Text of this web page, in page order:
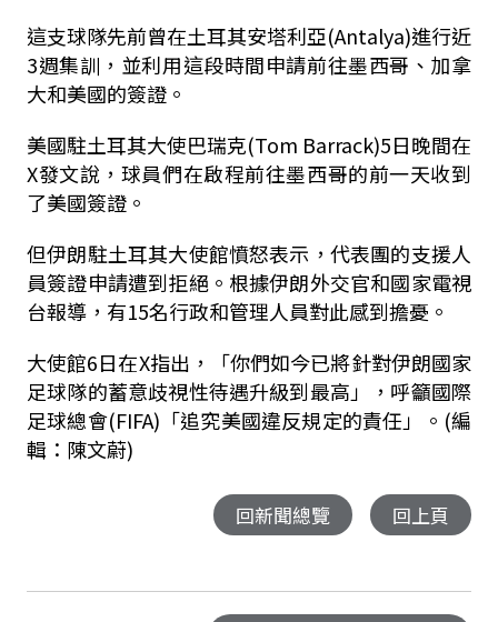
這支球隊先前曾在土耳其安塔利亞(Antalya)進行近
3週集訓，並利用這段時間申請前往墨西哥、加拿
大和美國的簽證。
美國駐土耳其大使巴瑞克(Tom Barrack)5日晚間在
X發文說，球員們在啟程前往墨西哥的前一天收到
了美國簽證。
但伊朗駐土耳其大使館憤怒表示，代表團的支援人
員簽證申請遭到拒絕。根據伊朗外交官和國家電視
台報導，有15名行政和管理人員對此感到擔憂。
大使館6日在X指出，「你們如今已將針對伊朗國家
足球隊的蓄意歧視性待遇升級到最高」，呼籲國際
足球總會(FIFA)「追究美國違反規定的責任」。(編
輯：陳文蔚)
回新聞總覽 回上頁